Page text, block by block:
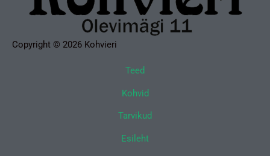
Copyright © 2026 Kohvieri
Teed
Kohvid
Tarvikud
Esileht